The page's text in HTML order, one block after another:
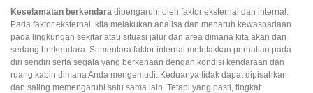
Keselamatan berkendara dipengaruhi oleh faktor eksternal dan internal.
Pada faktor eksternal, kita melakukan analisa dan menaruh kewaspadaan
pada lingkungan sekitar atau situasi jalur dan area dimana kita akan dan
sedang berkendara. Sementara faktor internal meletakkan perhatian pada
diri sendiri serta segala yang berkenaan dengan kondisi kendaraan dan
ruang kabin dimana Anda mengemudi. Keduanya tidak dapat dipisahkan
dan saling memengaruhi satu sama lain. Tetapi yang pasti, tingkat